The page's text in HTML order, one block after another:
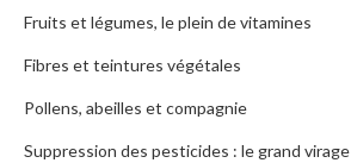
Fruits et légumes, le plein de vitamines
Fibres et teintures végétales
Pollens, abeilles et compagnie
Suppression des pesticides : le grand virage